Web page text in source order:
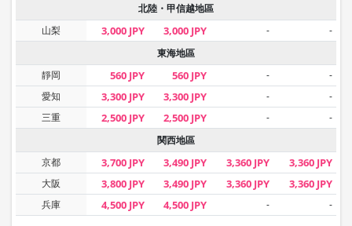
北陸・甲信越地區
山梨
3,000 JPY 3,000 JPY -
-
東海地區
靜岡
560 JPY 560 JPY -
-
愛知
3,300 JPY 3,300 JPY -
-
三重
2,500 JPY 2,500 JPY -
-
関西地區
京都
3,700 JPY 3,490 JPY 3,360 JPY 3,360 JPY
大阪 3,800 JPY 3,490 JPY 3,360 JPY 3,360 JPY
兵庫 4,500 JPY 4,500 JPY - -